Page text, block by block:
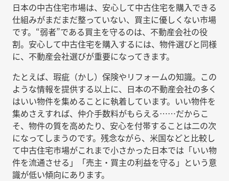
日本の中古住宅市場は、安心して中古住宅を購入できる
仕組みがまだまだ整っていない、買主に優しくない市場
です。“弱者”である買主を守るのは、不動産会社の役
割。安心して中古住宅を購入するには、物件選びと同様
に、不動産会社選びが重要になってきます。
たとえば、瑕疵（かし）保険やリフォームの知識。この
ような情報を提供する以上に、日本の不動産会社の多く
はいい物件を集めることに執着しています。いい物件を
集めさえすれば、仲介手数料がもらえる……だからこ
そ、物件の質を高めたり、安心を付帯することは二の次
になってしまうのです。残念ながら、米国などと比較し
て中古住宅市場がこれまで小さかった日本では「いい物
件を流通させる」「売主・買主の利益を守る」という意
識が低い傾向にあります。